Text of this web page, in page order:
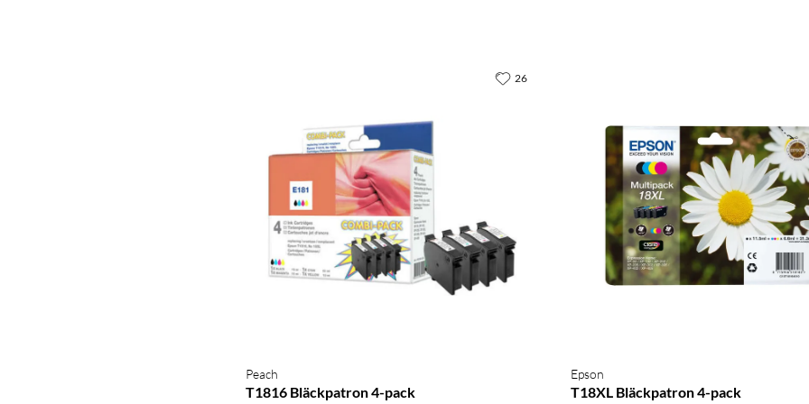
Peach
T1816 Bläckpatron 4-pack
26
Epson
T18XL Bläckpatron 4-pack